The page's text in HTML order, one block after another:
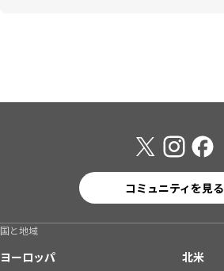
コミュニティを見る
国と地域
ヨーロッパ
北米